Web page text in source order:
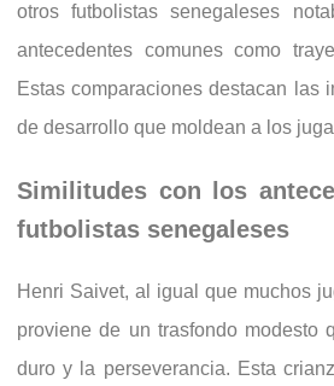
otros futbolistas senegaleses
antecedentes comunes como
Estas comparaciones destacan las
de desarrollo que moldean a los
Similitudes con los
futbolistas senegaleses
Henri Saivet, al igual que muchos
proviene de un trasfondo modesto
duro y la perseverancia. Esta